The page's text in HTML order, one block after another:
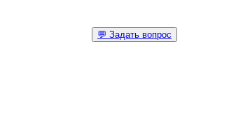
💬 Задать вопрос